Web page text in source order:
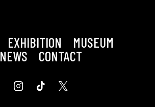
EXHIBITION
MUSEUM
NEWS
CONTACT